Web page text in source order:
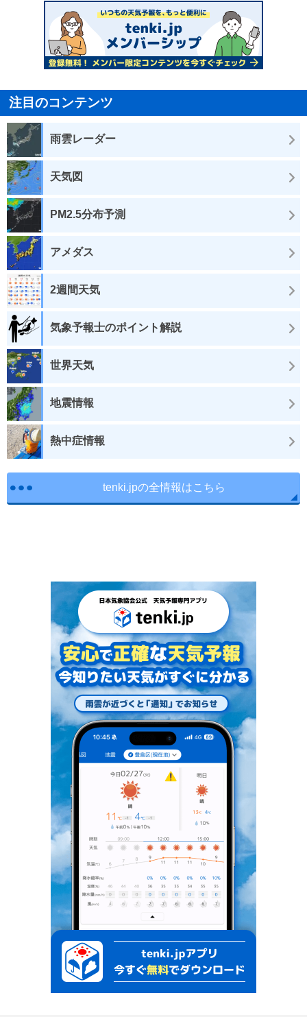
注目のコンテンツ
雨雲レーダー
天気図
PM2.5分布予測
アメダス
2週間天気
気象予報士のポイント解説
世界天気
地震情報
熱中症情報
tenki.jpの全情報はこちら